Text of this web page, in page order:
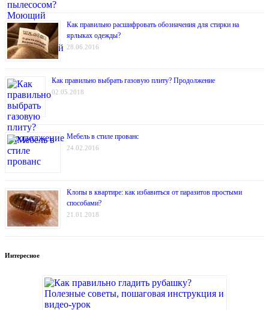
Как правильно расшифровать обозначения для стирки на
ярлыках одежды?
28.06.2016
Как правильно выбрать газовую плиту? Продолжение
02.05.2018
Мебель в стиле прованс
24.02.2016
Клопы в квартире: как избавиться от паразитов простыми
способами?
21.01.2018
Интересное